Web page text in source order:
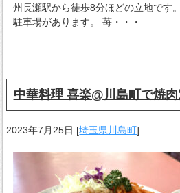
州長瀬駅から徒歩8分ほどの立地です
駐車場があります。 苺・・・
中華料理 喜楽@川島町で焼
2023年7月25日 [埼玉県川島町]